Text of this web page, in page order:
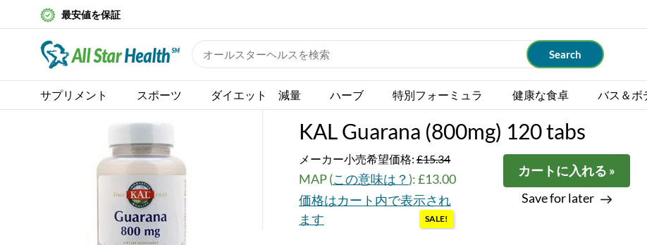
最安値を保証
サプリメント スポーツ ダイエット 減量 ハーブ 特別フォーミュラ 健康な食卓 バス＆ボ
KAL Guarana (800mg) 120 tabs
メーカー小売希望価格: £15.34
MAP (この意味は？ ): £13.00
価格はカート内で表示され
ます
SALE!
カートに入れる »
Save for later